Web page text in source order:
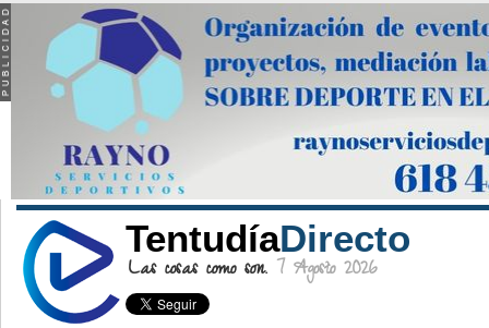
TentudíaDirecto
Las cosas como son. 7 Agosto 2026